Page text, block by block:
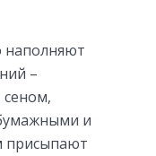
–
и
присыпают